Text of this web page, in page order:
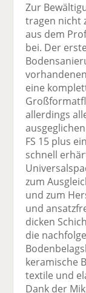
Zur
tragen nicht
aus dem
bei. Der
eine
allerdings
FS 15 plus
schnell
zum
und zum
und
dicken
die
keramische
textile und
Dank der